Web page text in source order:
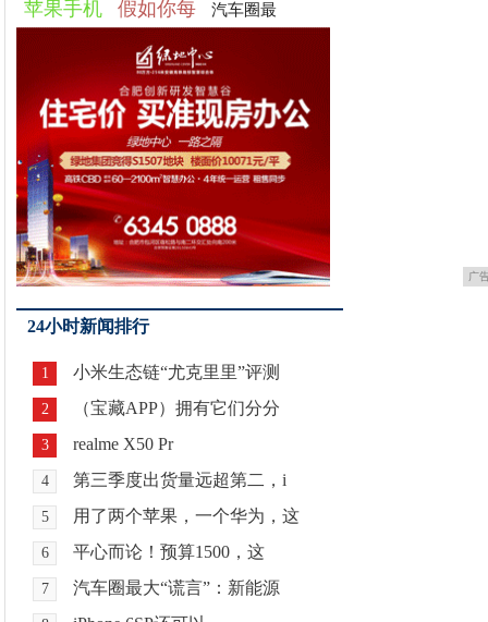
苹果手机 假如你每 汽车圈最
广
24小时新闻排行
1 小米生态链“尤克里里”评测
2 （宝藏APP）拥有它们分分
3 realme X50 Pr
4 第三季度出货量远超第二，i
5 用了两个苹果，一个华为，这
6 平心而论！预算1500，这
7 汽车圈最大“谎言”：新能源